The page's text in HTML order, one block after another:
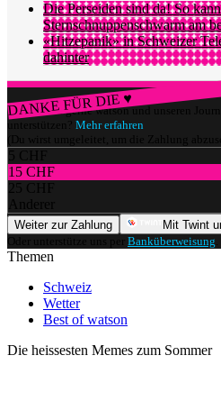
Die Perseiden sind da! So
Sternschnuppenschwarm am
«Hitzepanik» in Schweizer
dahinter
DANKE FÜR DIE ♥
Würdest du gerne watson und unseren
unterstützen? Mehr erfahren
(Du wirst umgeleitet, um die Zahlung
5 CHF
15 CHF
25 CHF
Anderer
Weiter zur Zahlung
Mit Twint
Oder unterstütze uns per Banküberweisung
Themen
Schweiz
Wetter
Best of watson
Die heissesten Memes zum Sommer